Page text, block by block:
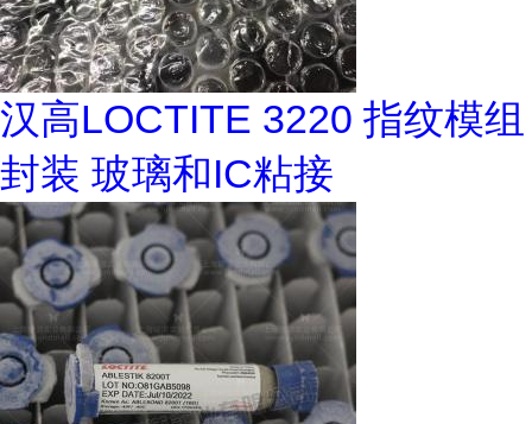
汉高LOCTITE 3220 指纹模组
封装 玻璃和IC粘接